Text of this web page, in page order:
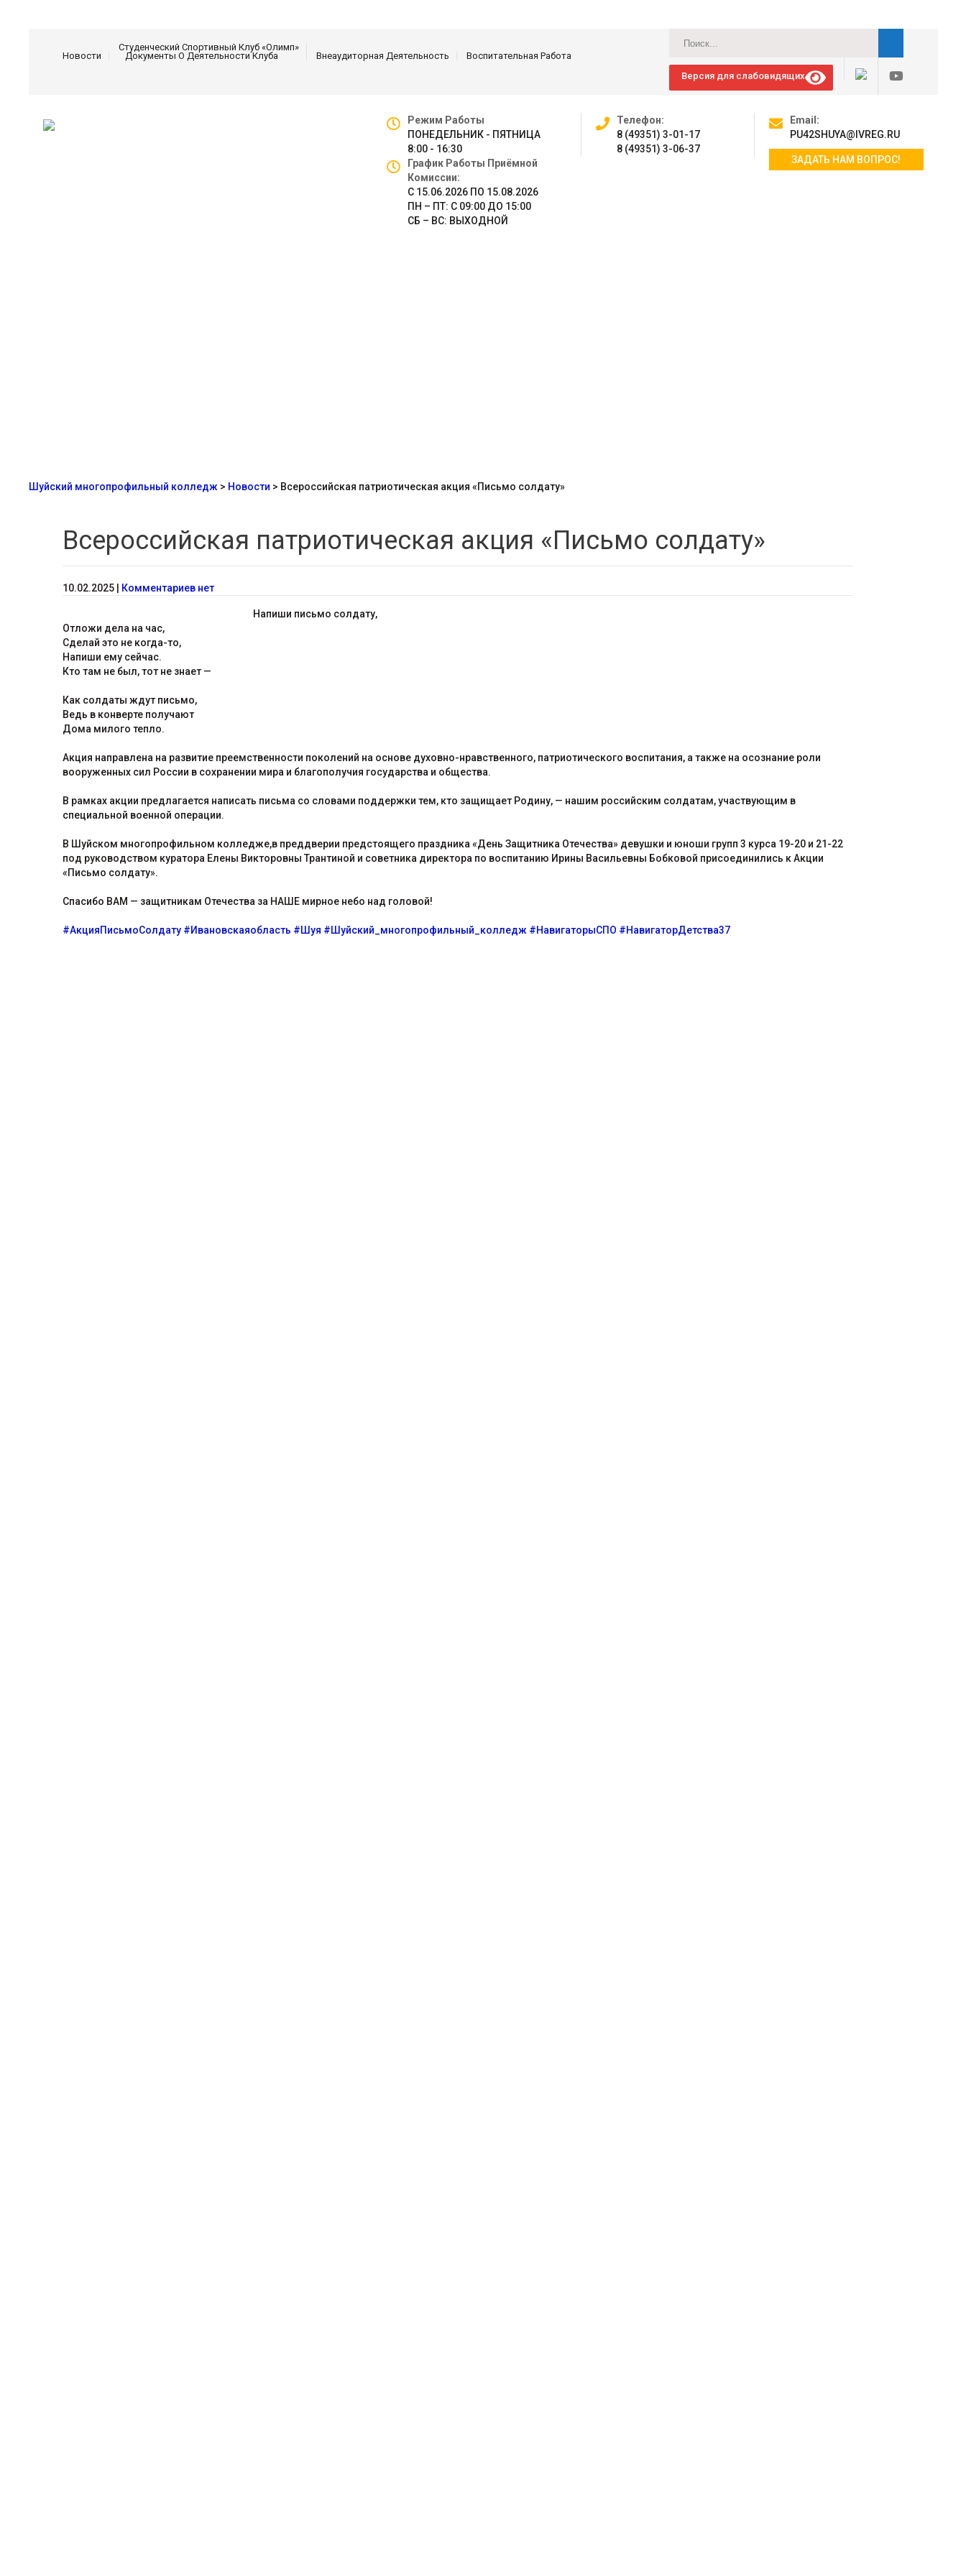
Новости
Студенческий Спортивный Клуб «Олимп»
Документы О Деятельности Клуба
Внеаудиторная Деятельность
Воспитательная Работа
Версия для слабовидящих
Режим Работы
ПОНЕДЕЛЬНИК - ПЯТНИЦА
8:00 - 16:30
График Работы Приёмной
Комиссии:
С 15.06.2026 ПО 15.08.2026
ПН – ПТ: С 09:00 ДО 15:00
СБ – ВС: ВЫХОДНОЙ
Телефон:
8 (49351) 3-01-17
8 (49351) 3-06-37
Email:
PU42SHUYA@IVREG.RU
ЗАДАТЬ НАМ ВОПРОС!
Шуйский многопрофильный колледж > Новости > Всероссийская патриотическая акция «Письмо солдату»
Всероссийская патриотическая акция «Письмо солдату»
10.02.2025 Комментариев нет
Напиши письмо солдату,
Отложи дела на час,
Сделай это не когда-то,
Напиши ему сейчас.
Кто там не был, тот не знает —
Как солдаты ждут письмо,
Ведь в конверте получают
Дома милого тепло.
Акция направлена на развитие преемственности поколений на основе духовно-нравственного, патриотического воспитания, а также на осознание роли
вооруженных сил России в сохранении мира и благополучия государства и общества.
В рамках акции предлагается написать письма со словами поддержки тем, кто защищает Родину, — нашим российским солдатам, участвующим в
специальной военной операции.
В Шуйском многопрофильном колледже,в преддверии предстоящего праздника «День Защитника Отечества» девушки и юноши групп 3 курса 19-20 и 21-22
под руководством куратора Елены Викторовны Трантиной и советника директора по воспитанию Ирины Васильевны Бобковой присоединились к Акции
«Письмо солдату».
Спасибо ВАМ — защитникам Отечества за НАШЕ мирное небо над головой!
#АкцияПисьмоСолдату #Ивановскаяобласть #Шуя #Шуйский_многопрофильный_колледж #НавигаторыСПО #НавигаторДетства37